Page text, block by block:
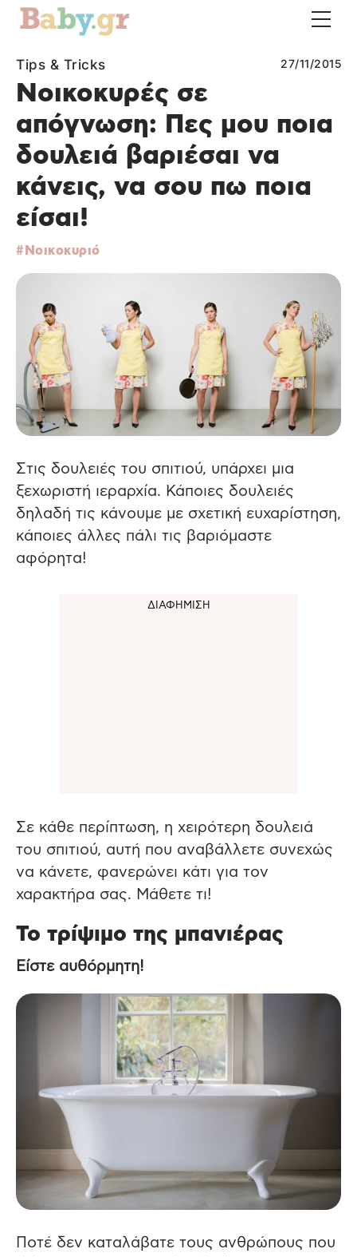
Tips & Tricks 27/11/2015
Νοικοκυρές σε
απόγνωση: Πες μου ποια
δουλειά βαριέσαι να
κάνεις, να σου πω ποια
είσαι!
Νοικοκυριό
Στις δουλειές του σπιτιού, υπάρχει μια
ξεχωριστή ιεραρχία. Κάποιες δουλειές
δηλαδή τις κάνουμε με σχετική ευχαρίστηση,
κάποιες άλλες πάλι τις βαριόμαστε
αφόρητα!
Σε κάθε περίπτωση, η χειρότερη δουλειά
του σπιτιού, αυτή που αναβάλλετε συνεχώς
να κάνετε, φανερώνει κάτι για τον
χαρακτήρα σας. Μάθετε τι!
Το τρίψιμο της μπανιέρας
Είστε αυθόρμητη!
Ποτέ δεν καταλάβατε τους ανθρώπους που